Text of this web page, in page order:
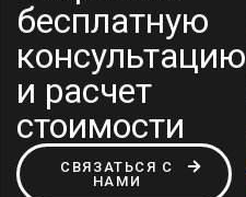
бесплатную
консультацию
и расчет
стоимости
СВЯЗАТЬСЯ С
НАМИ